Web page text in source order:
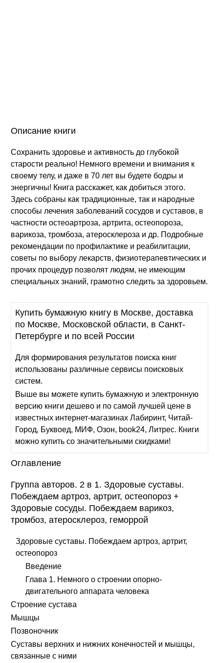
Описание книги
Сохранить здоровье и активность до глубокой
старости реально! Немного времени и внимания к
своему телу, и даже в 70 лет вы будете бодры и
энергичны! Книга расскажет, как добиться этого.
Здесь собраны как традиционные, так и народные
способы лечения заболеваний сосудов и суставов, в
частности остеоартроза, артрита, остеопороза,
варикоза, тромбоза, атеросклероза и др. Подробные
рекомендации по профилактике и реабилитации,
советы по выбору лекарств, физиотерапевтических и
прочих процедур позволят людям, не имеющим
специальных знаний, грамотно следить за здоровьем.
Купить бумажную книгу в Москве, доставка
по Москве, Московской области, в Санкт-
Петербурге и по всей России
Для формирования результатов поиска книг
использованы различные сервисы поисковых
систем.
Выше вы можете купить бумажную и электронную
версию книги дешево и по самой лучшей цене в
известных интернет-магазинах Лабиринт, Читай-
Город, Буквоед, МИФ, Озон, book24, Литрес. Книги
можно купить со значительными скидками!
Оглавление
Группа авторов. 2 в 1. Здоровые суставы.
Побеждаем артроз, артрит, остеопороз +
Здоровые сосуды. Побеждаем варикоз,
тромбоз, атеросклероз, геморрой
Здоровые суставы. Побеждаем артроз, артрит,
остеопороз
Введение
Глава 1. Немного о строении опорно-
двигательного аппарата человека
Строение сустава
Мышцы
Позвоночник
Суставы верхних и нижних конечностей и мышцы,
связанные с ними